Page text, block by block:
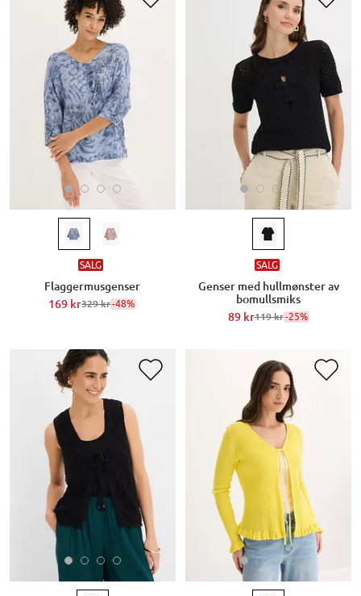
SALG
Flaggermusgenser
169 kr329 kr-48%
SALG
Genser med hullmønster av
bomullsmiks
89 kr119 kr-25%